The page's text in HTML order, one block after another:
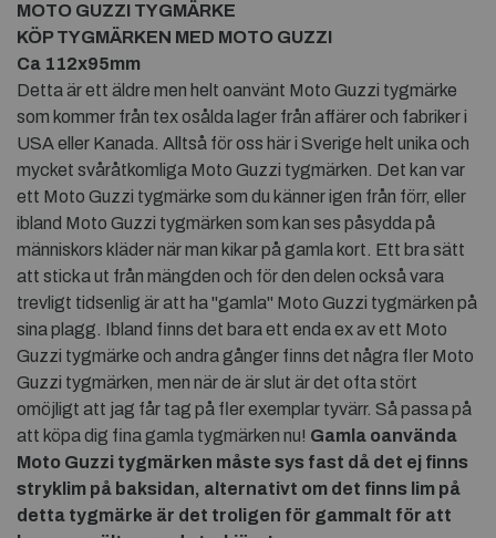
MOTO GUZZI TYGMÄRKE
KÖP TYGMÄRKEN MED MOTO GUZZI
Ca 112x95mm
Detta är ett äldre men helt oanvänt Moto Guzzi tygmärke
som kommer från tex osålda lager från affärer och fabriker i
USA eller Kanada. Alltså för oss här i Sverige helt unika och
mycket svåråtkomliga Moto Guzzi tygmärken. Det kan var
ett Moto Guzzi tygmärke som du känner igen från förr, eller
ibland Moto Guzzi tygmärken som kan ses påsydda på
människors kläder när man kikar på gamla kort. Ett bra sätt
att sticka ut från mängden och för den delen också vara
trevligt tidsenlig är att ha "gamla" Moto Guzzi tygmärken på
sina plagg. Ibland finns det bara ett enda ex av ett Moto
Guzzi tygmärke och andra gånger finns det några fler Moto
Guzzi tygmärken, men när de är slut är det ofta stört
omöjligt att jag får tag på fler exemplar tyvärr. Så passa på
att köpa dig fina gamla tygmärken nu! Gamla oanvända
Moto Guzzi tygmärken måste sys fast då det ej finns
stryklim på baksidan, alternativt om det finns lim på
detta tygmärke är det troligen för gammalt för att